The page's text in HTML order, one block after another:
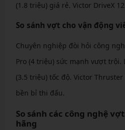
(1.8 triệu) giá rẻ. Victor DriveX
So sánh vợt cho vận động
Chuyên nghiệp đòi hỏi công
Pro (4 triệu) sức mạnh vượt trội.
(3.5 triệu) tốc độ. Victor Thruster
bền bỉ thi đấu.
So sánh các công nghệ
hãng